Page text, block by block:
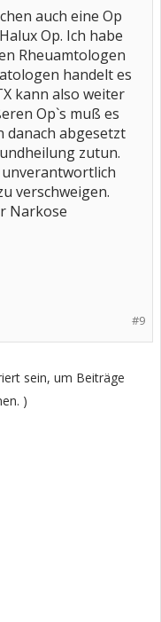
auch eine Op
Op. Ich habe
Rheuamtologen
handelt es
kann also weiter
Op`s muß es
danach abgesetzt
zutun.
unverantwortlich
verschweigen.
Narkose
#9
sein, um Beiträge
)